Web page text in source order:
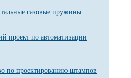
газовые пружины
проект по автоматизации
по проектированию штампов